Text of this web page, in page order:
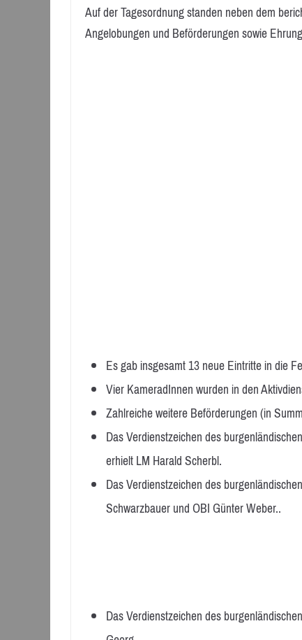
Auf der Tagesordnung standen neben dem
Angelobungen und Beförderungen sowie
Es gab insgesamt 13 neue Eintritte in die
Vier KameradInnen wurden in den
Zahlreiche weitere Beförderungen (in
Das Verdienstzeichen des
erhielt LM Harald Scherbl.
Das Verdienstzeichen des
Schwarzbauer und OBI Günter Weber..
Das Verdienstzeichen des